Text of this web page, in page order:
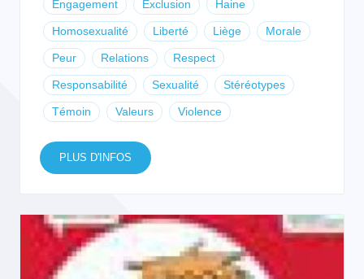
Engagement Exclusion Haine
Homosexualité Liberté Liège Morale
Peur Relations Respect
Responsabilité Sexualité Stéréotypes
Témoin Valeurs Violence
PLUS D'INFOS